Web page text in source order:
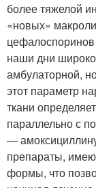
более тяжелой
«новых»
цефалоспоринов
наши дни
амбулаторной,
этот параметр
ткани
параллельно с
—
препараты,
формы, что